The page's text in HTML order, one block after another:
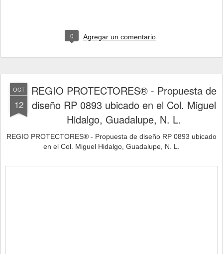
0 Agregar un comentario
OCT
12
REGIO PROTECTORES® - Propuesta de
diseño RP 0893 ubicado en el Col. Miguel
Hidalgo, Guadalupe, N. L.
REGIO PROTECTORES® - Propuesta de diseño RP 0893 ubicado
en el Col. Miguel Hidalgo, Guadalupe, N. L.